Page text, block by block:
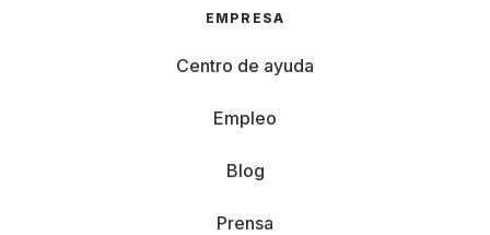
EMPRESA
Centro de ayuda
Empleo
Blog
Prensa